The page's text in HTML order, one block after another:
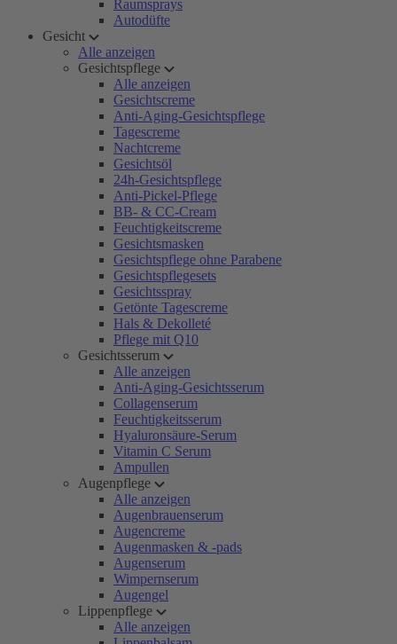
Raumsprays
Autodüfte
Gesicht
Alle anzeigen
Gesichtspflege
Alle anzeigen
Gesichtscreme
Anti-Aging-Gesichtspflege
Tagescreme
Nachtcreme
Gesichtsöl
24h-Gesichtspflege
Anti-Pickel-Pflege
BB- & CC-Cream
Feuchtigkeitscreme
Gesichtsmasken
Gesichtspflege ohne Parabene
Gesichtspflegesets
Gesichtsspray
Getönte Tagescreme
Hals & Dekolleté
Pflege mit Q10
Gesichtsserum
Alle anzeigen
Anti-Aging-Gesichtsserum
Collagenserum
Feuchtigkeitsserum
Hyaluronsäure-Serum
Vitamin C Serum
Ampullen
Augenpflege
Alle anzeigen
Augenbrauenserum
Augencreme
Augenmasken & -pads
Augenserum
Wimpernserum
Augengel
Lippenpflege
Alle anzeigen